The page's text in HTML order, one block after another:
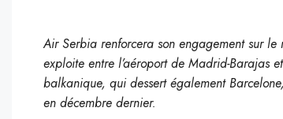
Air Serbia renforcera son engagement sur
exploite entre l’aéroport de Madrid-Barajas
balkanique, qui dessert également
en décembre dernier.